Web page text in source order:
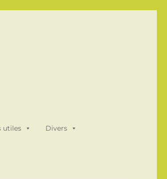
utiles Divers